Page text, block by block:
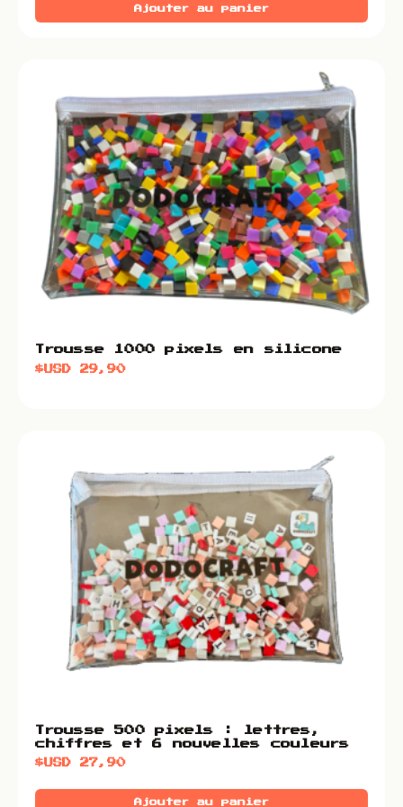
Ajouter au panier
Trousse 1000 pixels en silicone
$USD29,90
Trousse 500 pixels : lettres,
chiffres et 6 nouvelles couleurs
$USD27,90
Ajouter au panier